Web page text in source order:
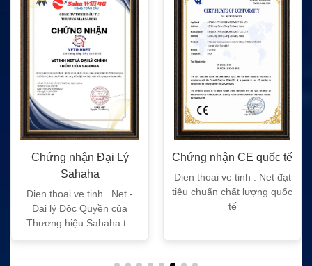
Chứng nhận Đại Lý
Sahaha
Dien thoai ve tinh . Net -
Đại lý Độc Quyền của
Thương hiệu Sahaha tại
Chứng nhận CE quốc tế
Dien thoai ve tinh . Net đạt
tiêu chuẩn chất lượng quốc
tế